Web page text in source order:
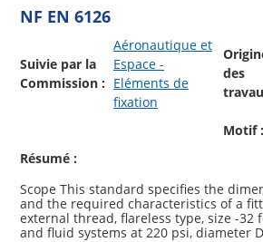
NF EN 6126
Suivie par la
Commission :
Aéronautique et
Espace -
Eléments de
fixation
des
Motif :
Résumé :
Scope This standard specifies the
and the required characteristics of a
external thread, flareless type, size -32
and fluid systems at 220 psi, diameter